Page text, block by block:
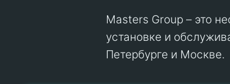
Masters Group – это
установке и
Петербурге и Москве.